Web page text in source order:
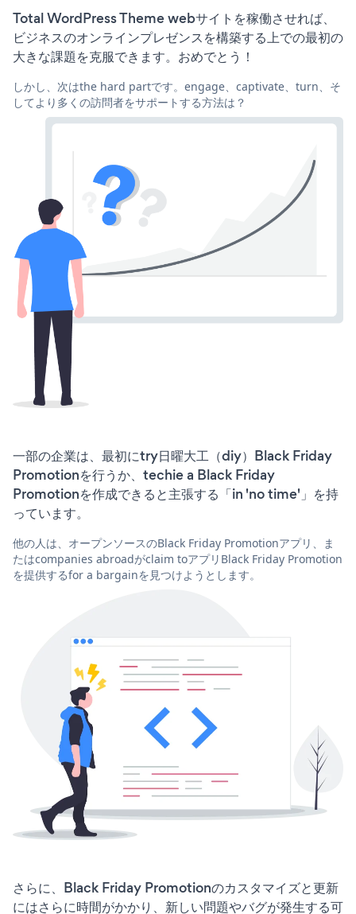
Total WordPress Theme webサイトを稼働させれば、
ビジネスのオンラインプレゼンスを構築する上での最初の
大きな課題を克服できます。おめでとう！
しかし、次はthe hard partです。engage、captivate、turn、そ
してより多くの訪問者をサポートする方法は？
一部の企業は、最初にtry日曜大工（diy）Black Friday
Promotionを行うか、techie a Black Friday
Promotionを作成できると主張する「in 'no time'」を持
っています。
他の人は、オープンソースのBlack Friday Promotionアプリ、ま
たはcompanies abroadがclaim toアプリBlack Friday Promotion
を提供するfor a bargainを見つけようとします。
さらに、Black Friday Promotionのカスタマイズと更新
にはさらに時間がかかり、新しい問題やバグが発生する可